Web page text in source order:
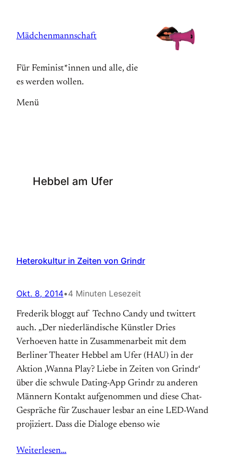
springen
Mädchenmannschaft
Für Feminist*innen und alle, die
es werden wollen.
Menü
Hebbel am Ufer
Heterokultur in Zeiten von Grindr
Okt. 8, 2014•4 Minuten Lesezeit
Frederik bloggt auf Techno Candy und twittert
auch. „Der niederländische Künstler Dries
Verhoeven hatte in Zusammenarbeit mit dem
Berliner Theater Hebbel am Ufer (HAU) in der
Aktion ‚Wanna Play? Liebe in Zeiten von Grindr‘
über die schwule Dating-App Grindr zu anderen
Männern Kontakt aufgenommen und diese Chat-
Gespräche für Zuschauer lesbar an eine LED-Wand
projiziert. Dass die Dialoge ebenso wie
Weiterlesen…